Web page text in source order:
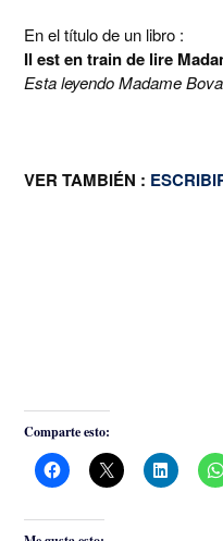
En el título de un libro :
Il est en train de lire
Esta leyendo Madame
VER TAMBIÉN :
Comparte esto: